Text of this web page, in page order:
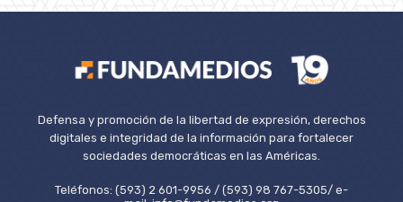
Defensa y promoción de la libertad de expresión, derechos
digitales e integridad de la información para fortalecer
sociedades democráticas en las Américas.
Teléfonos: (593) 2 601-9956 / (593) 98 767-5305/ e-